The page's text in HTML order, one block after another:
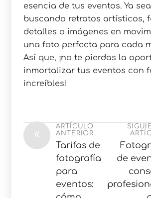
esencia de tus eventos. Ya
buscando retratos artísticos,
detalles o imágenes en
una foto perfecta para cada
Así que, ¡no te pierdas la
inmortalizar tus eventos con
increíbles!
«
ARTÍCULO
ANTERIOR
Tarifas de
fotografía
para
eventos:
de